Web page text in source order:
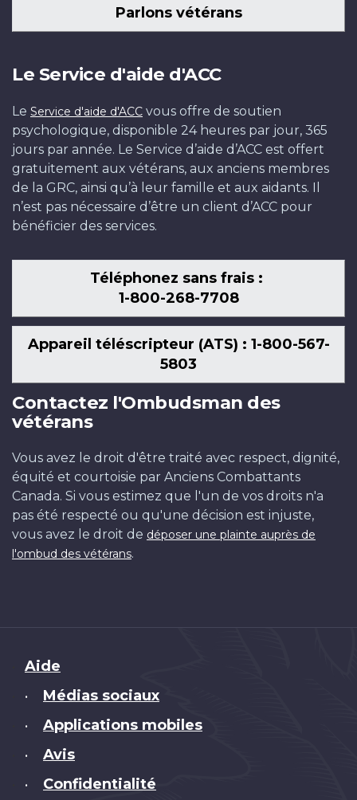
Parlons vétérans
Le Service d'aide d'ACC
Le Service d'aide d'ACC vous offre de soutien
psychologique, disponible 24 heures par jour, 365
jours par année. Le Service d’aide d’ACC est offert
gratuitement aux vétérans, aux anciens membres
de la GRC, ainsi qu’à leur famille et aux aidants. Il
n’est pas nécessaire d’être un client d’ACC pour
bénéficier des services.
Téléphonez sans frais :
1-800-268-7708
Appareil téléscripteur (ATS) : 1-800-567-
5803
Contactez l'Ombudsman des
vétérans
Vous avez le droit d'être traité avec respect, dignité,
équité et courtoisie par Anciens Combattants
Canada. Si vous estimez que l'un de vos droits n'a
pas été respecté ou qu'une décision est injuste,
vous avez le droit de déposer une plainte auprès de
l'ombud des vétérans.
Brand
Aide
• Médias sociaux
• Applications mobiles
• Avis
• Confidentialité